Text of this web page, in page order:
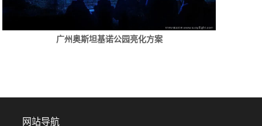
广州奥斯坦基诺公园亮化方案
网站导航